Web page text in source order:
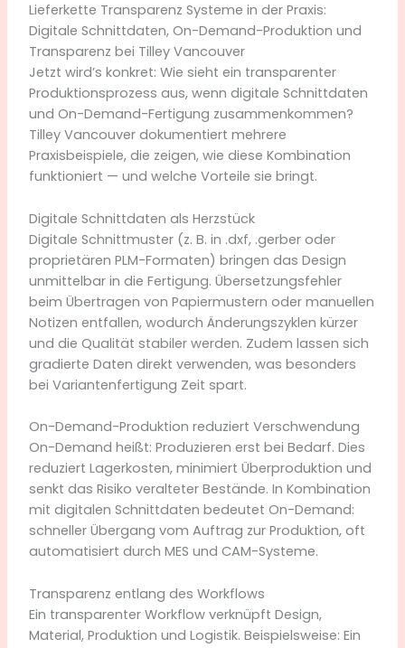
Lieferkette Transparenz Systeme in der Praxis:
Digitale Schnittdaten, On-Demand-Produktion und
Transparenz bei Tilley Vancouver
Jetzt wird’s konkret: Wie sieht ein transparenter
Produktionsprozess aus, wenn digitale Schnittdaten
und On-Demand-Fertigung zusammenkommen?
Tilley Vancouver dokumentiert mehrere
Praxisbeispiele, die zeigen, wie diese Kombination
funktioniert — und welche Vorteile sie bringt.
Digitale Schnittdaten als Herzstück
Digitale Schnittmuster (z. B. in .dxf, .gerber oder
proprietären PLM-Formaten) bringen das Design
unmittelbar in die Fertigung. Übersetzungsfehler
beim Übertragen von Papiermustern oder manuellen
Notizen entfallen, wodurch Änderungszyklen kürzer
und die Qualität stabiler werden. Zudem lassen sich
gradierte Daten direkt verwenden, was besonders
bei Variantenfertigung Zeit spart.
On-Demand-Produktion reduziert Verschwendung
On-Demand heißt: Produzieren erst bei Bedarf. Dies
reduziert Lagerkosten, minimiert Überproduktion und
senkt das Risiko veralteter Bestände. In Kombination
mit digitalen Schnittdaten bedeutet On-Demand:
schneller Übergang vom Auftrag zur Produktion, oft
automatisiert durch MES und CAM-Systeme.
Transparenz entlang des Workflows
Ein transparenter Workflow verknüpft Design,
Material, Produktion und Logistik. Beispielsweise: Ein